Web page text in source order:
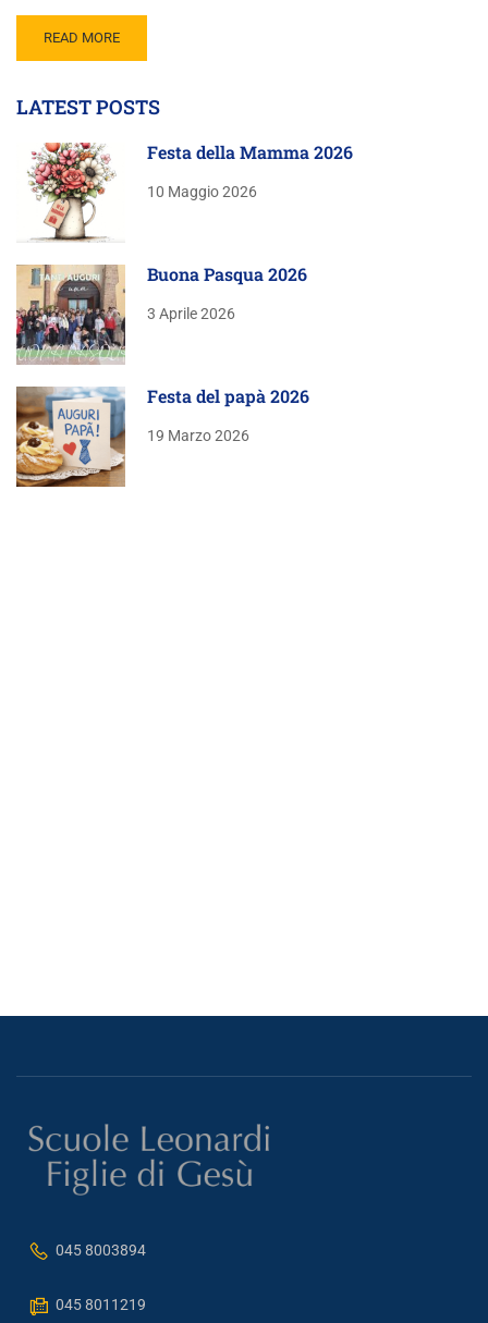
READ MORE
LATEST POSTS
Festa della Mamma 2026
10 Maggio 2026
Buona Pasqua 2026
3 Aprile 2026
Festa del papà 2026
19 Marzo 2026
045 8003894
045 8011219